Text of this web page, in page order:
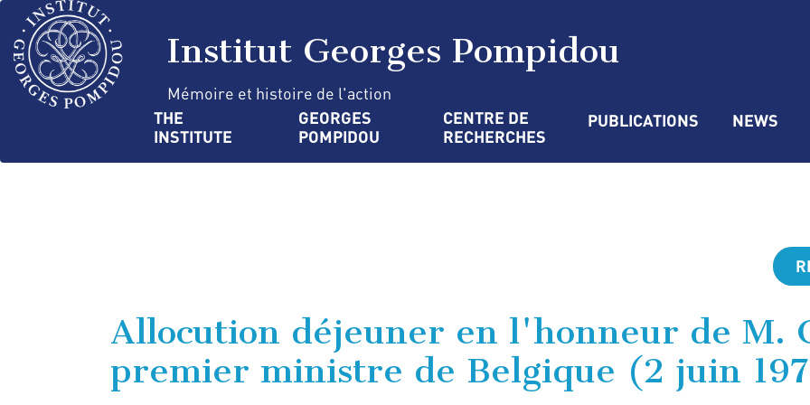
Skip
main
content
Institut Georges Pompidou
Mémoire et histoire de l'action
Navigation
principale
THE
INSTITUTE
GEORGES
POMPIDOU
CENTRE DE
RECHERCHES
PUBLICATIONS NEWS
Allocution déjeuner en l'honneur de M.
premier ministre de Belgique (2 juin
Cookies management panel